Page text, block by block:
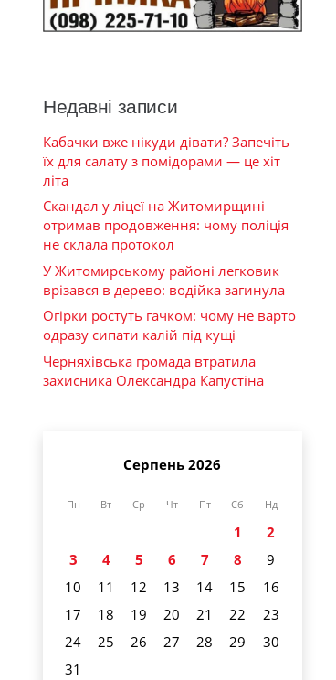
Недавні записи
Кабачки вже нікуди дівати? Запечіть
їх для салату з помідорами — це хіт
літа
Скандал у ліцеї на Житомирщині
отримав продовження: чому поліція
не склала протокол
У Житомирському районі легковик
врізався в дерево: водійка загинула
Огірки ростуть гачком: чому не варто
одразу сипати калій під кущі
Черняхівська громада втратила
захисника Олександра Капустіна
Серпень 2026
Пн Вт Ср Чт Пт Сб Нд
1
2
3
4 5 6 7 8
9
10
11 12 13 14 15
16
17
18 19 20 21 22
23
24
25 26 27 28 29
30
31